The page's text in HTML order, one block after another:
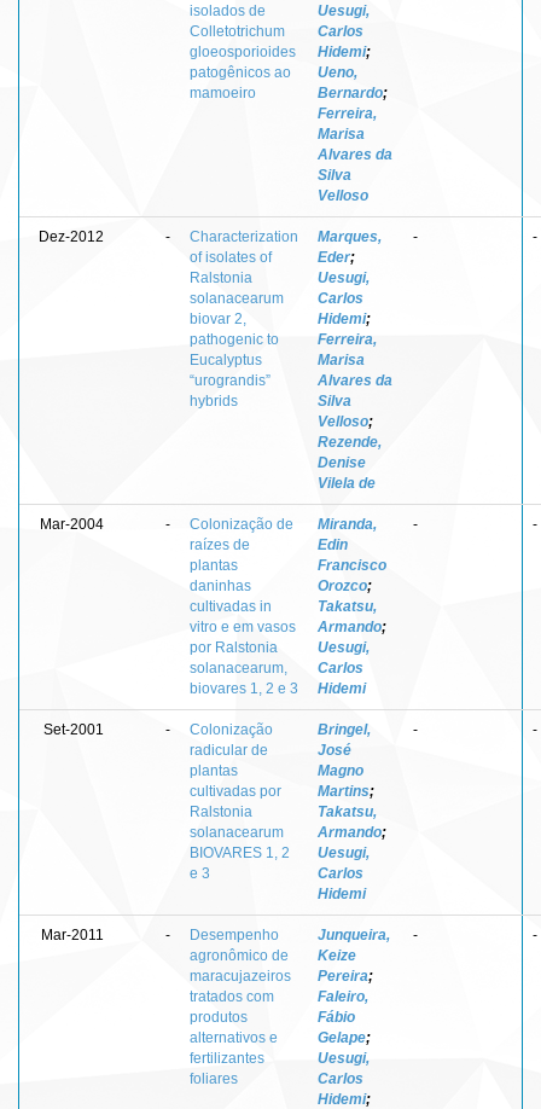
isolados de
Colletotrichum
gloeosporioides
patogênicos ao
mamoeiro
Uesugi,
Carlos
Hidemi;
Ueno,
Bernardo;
Ferreira,
Marisa
Alvares da
Silva
Velloso
Dez-2012 -
Characterization
of isolates of
Ralstonia
solanacearum
biovar 2,
pathogenic to
Eucalyptus
“urograndis”
hybrids
Marques,
Eder;
Uesugi,
Carlos
Hidemi;
Ferreira,
Marisa
Alvares da
Silva
Velloso;
Rezende,
Denise
Vilela de
- -
Mar-2004 -
Colonização de
raízes de
plantas
daninhas
cultivadas in
vitro e em vasos
por Ralstonia
solanacearum,
biovares 1, 2 e 3
Miranda,
Edin
Francisco
Orozco;
Takatsu,
Armando;
Uesugi,
Carlos
Hidemi
- -
Set-2001 -
Colonização
radicular de
plantas
cultivadas por
Ralstonia
solanacearum
BIOVARES 1, 2
e 3
Bringel,
José
Magno
Martins;
Takatsu,
Armando;
Uesugi,
Carlos
Hidemi
- -
Mar-2011 -
Desempenho
agronômico de
maracujazeiros
tratados com
produtos
alternativos e
fertilizantes
foliares
Junqueira,
Keize
Pereira;
Faleiro,
Fábio
Gelape;
Uesugi,
Carlos
Hidemi;
- -